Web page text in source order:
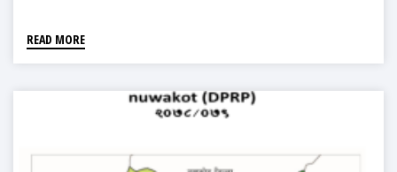
READ MORE